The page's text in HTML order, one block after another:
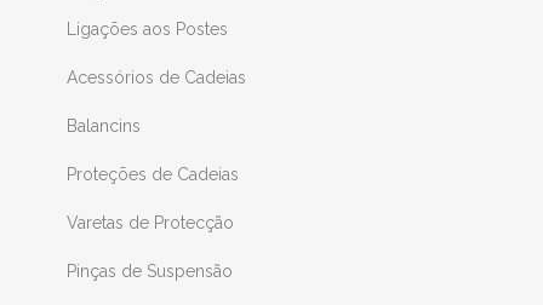
Ligações aos Postes
Acessórios de Cadeias
Balancins
Proteções de Cadeias
Varetas de Protecção
Pinças de Suspensão